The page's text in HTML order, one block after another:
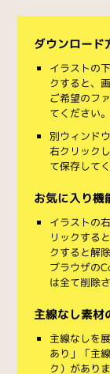
ダウンロード
イラストの
クすると、
ご希望のフ
てください。
別ウィンド
右クリック
て保存して
お気に入り機
イラストの
リックすると
クすると解
ブラウザの
は全て削除
主線なし素材
主線なしを
あり」「主
ク）がありま